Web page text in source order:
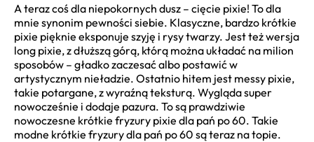
A teraz coś dla niepokornych dusz – cięcie pixie! To dla
mnie synonim pewności siebie. Klasyczne, bardzo krótkie
pixie pięknie eksponuje szyję i rysy twarzy. Jest też wersja
long pixie, z dłuższą górą, którą można układać na milion
sposobów – gładko zaczesać albo postawić w
artystycznym nieładzie. Ostatnio hitem jest messy pixie,
takie potargane, z wyraźną teksturą. Wygląda super
nowocześnie i dodaje pazura. To są prawdziwie
nowoczesne krótkie fryzury pixie dla pań po 60. Takie
modne krótkie fryzury dla pań po 60 są teraz na topie.